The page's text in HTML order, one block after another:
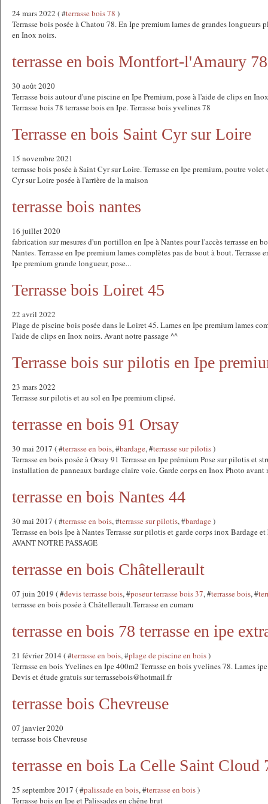
24 mars 2022 ( #terrasse bois 78 )
Terrasse bois posée à Chatou 78. En Ipe premium lames de grandes longueurs
en Inox noirs.
terrasse en bois Montfort-l'Amaury 78
30 août 2020
Terrasse bois autour d'une piscine en Ipe Premium, pose à l'aide de clips en
Terrasse bois 78 terrasse bois en Ipe. Terrasse bois yvelines 78
Terrasse en bois Saint Cyr sur Loire
15 novembre 2021
terrasse bois posée à Saint Cyr sur Loire. Terrasse en Ipe premium, poutre
Cyr sur Loire posée à l'arrière de la maison
terrasse bois nantes
16 juillet 2020
fabrication sur mesures d'un portillon en Ipe à Nantes pour l'accès terrasse en
Nantes. Terrasse en Ipe premium lames complètes pas de bout à bout. Terrasse
Ipe premium grande longueur, pose...
Terrasse bois Loiret 45
22 avril 2022
Plage de piscine bois posée dans le Loiret 45. Lames en Ipe premium lames
l'aide de clips en Inox noirs. Avant notre passage ^^
Terrasse bois sur pilotis en Ipe
23 mars 2022
Terrasse sur pilotis et au sol en Ipe premium clipsé.
terrasse en bois 91 Orsay
30 mai 2017 ( #terrasse en bois, #bardage, #terrasse sur pilotis)
Terrasse en bois posée à Orsay 91 Terrasse en Ipe prémium Pose sur pilotis et
installation de panneaux bardage claire voie. Garde corps en Inox Photo avant
terrasse en bois Nantes 44
30 mai 2017 ( #terrasse en bois, #terrasse sur pilotis, #bardage)
Terrasse en bois Ipe à Nantes Terrasse sur pilotis et garde corps inox Bardage
AVANT NOTRE PASSAGE
terrasse en bois Châtellerault
07 juin 2019 ( #devis terrasse bois, #poseur terrasse bois 37, #terrasse bois, #
terrasse en bois posée à Châtellerault.Terrasse en cumaru
terrasse en bois 78 terrasse en ipe
21 février 2014 ( #terrasse en bois, #plage de piscine en bois)
Terrasse en bois Yvelines en Ipe 400m2 Terrasse en bois yvelines 78. Lames
Devis et étude gratuis sur terrassebois@hotmail.fr
terrasse bois Chevreuse
07 janvier 2020
terrasse bois Chevreuse
terrasse en bois La Celle Saint Cloud
25 septembre 2017 ( #palissade en bois, #terrasse en bois)
Terrasse bois en Ipe et Palissades en chêne brut